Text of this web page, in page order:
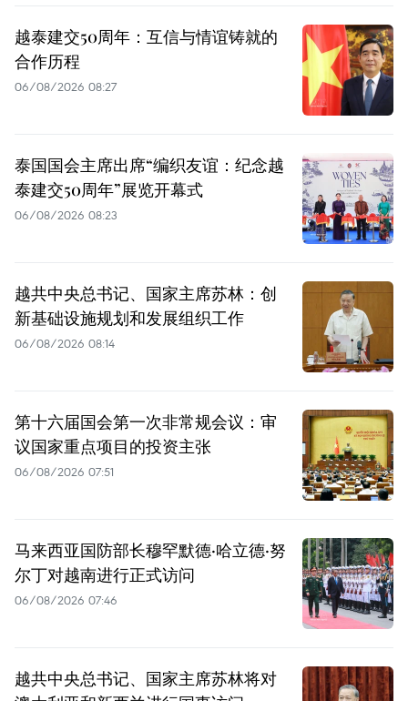
越泰建交50周年：互信与情谊铸就的
合作历程
06/08/2026 08:27
泰国国会主席出席“编织友谊：纪念越
泰建交50周年”展览开幕式
06/08/2026 08:23
越共中央总书记、国家主席苏林：创
新基础设施规划和发展组织工作
06/08/2026 08:14
第十六届国会第一次非常规会议：审
议国家重点项目的投资主张
06/08/2026 07:51
马来西亚国防部长穆罕默德·哈立德·努
尔丁对越南进行正式访问
06/08/2026 07:46
越共中央总书记、国家主席苏林将对